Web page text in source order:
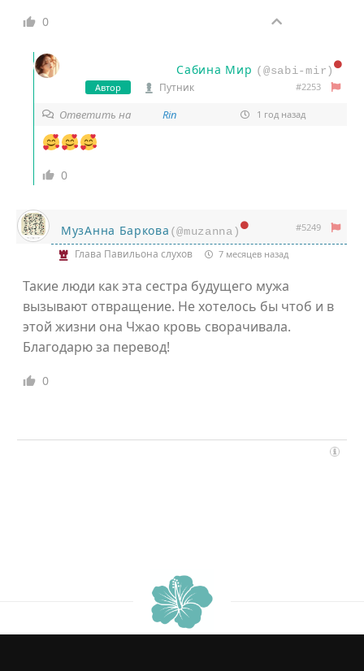
0
Сабина Мир (@sabi-mir)
Автор Путник #2253
Ответить на Rin 1 год назад
0
МузАнна Баркова (@muzanna) #5249
Глава Павильона слухов 7 месяцев назад
Такие люди как эта сестра будущего мужа
вызывают отвращение. Не хотелось бы чтоб и в
этой жизни она Чжао кровь сворачивала.
Благодарю за перевод!
0